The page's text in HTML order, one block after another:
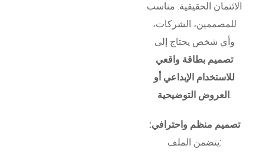
الائتمان الحقيقية. مناسب
للمصممين، الشركات،
وأي شخص يحتاج إلى
تصميم بطاقة واقعي
للاستخدام الإبداعي أو
العروض التوضيحية .
تصميم منظم واحترافي:
يتضمن الملف: